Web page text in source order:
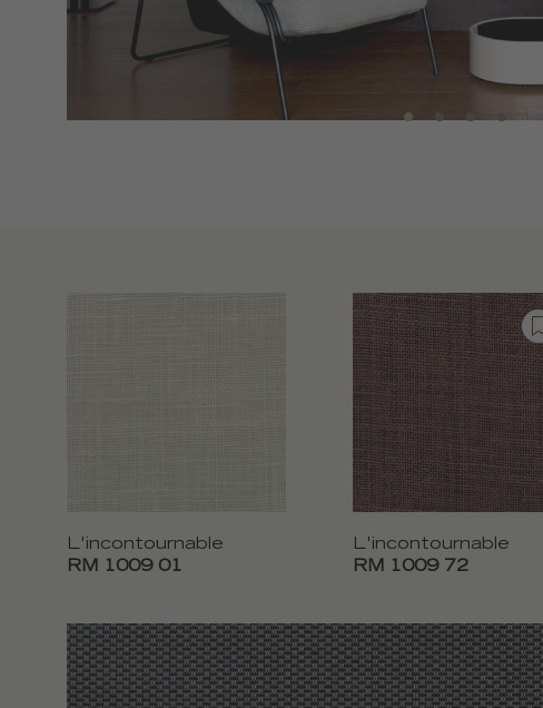
L'incontournable
RM 1009 01
L'incontournable
RM 1009 72